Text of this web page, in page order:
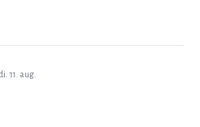
11. aug.